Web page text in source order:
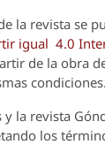
la revista se
igual 4.0
de la obra
condiciones.
y la revista
los